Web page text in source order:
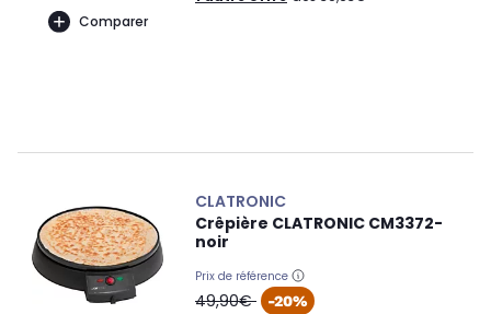
Comparer
CLATRONIC
Crêpière CLATRONIC CM3372-
noir
Prix de référence
oldPrice
49,90€ -20%